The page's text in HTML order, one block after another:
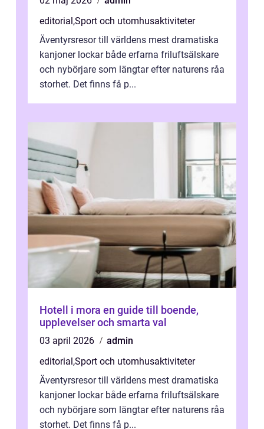
editorial,Sport och utomhusaktiviteter
Äventyrsresor till världens mest dramatiska
kanjoner lockar både erfarna friluftsälskare
och nybörjare som längtar efter naturens råa
storhet. Det finns få p...
Hotell i mora en guide till boende,
upplevelser och smarta val
03 april 2026
admin
editorial,Sport och utomhusaktiviteter
Äventyrsresor till världens mest dramatiska
kanjoner lockar både erfarna friluftsälskare
och nybörjare som längtar efter naturens råa
storhet. Det finns få p...